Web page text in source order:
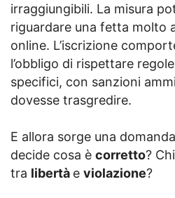
irraggiungibili. La misura
riguardare una fetta molto
online. L’iscrizione
l’obbligo di rispettare
specifici, con sanzioni
dovesse trasgredire.
E allora sorge una
decide cosa è corretto?
tra libertà e violazione?